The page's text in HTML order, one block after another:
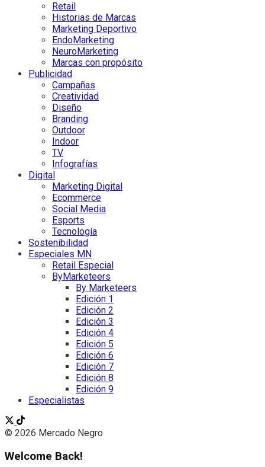
Retail
Historias de Marcas
Marketing Deportivo
EndoMarketing
NeuroMarketing
Marcas con propósito
Publicidad
Campañas
Creatividad
Diseño
Branding
Outdoor
Indoor
TV
Infografías
Digital
Marketing Digital
Ecommerce
Social Media
Esports
Tecnología
Sostenibilidad
Especiales MN
Retail Especial
ByMarketeers
By Marketeers
Edición 1
Edición 2
Edición 3
Edición 4
Edición 5
Edición 6
Edición 7
Edición 8
Edición 9
Especialistas
© 2026 Mercado Negro
Welcome Back!